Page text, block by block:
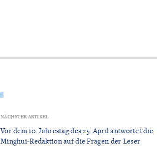
NÄCHSTER ARTIKEL
Vor dem 10. Jahrestag des 25. April antwortet die
Minghui-Redaktion auf die Fragen der Leser